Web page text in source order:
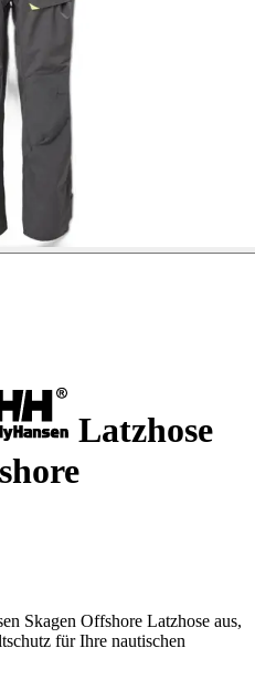
Latzhose
Skagen Offshore Latzhose aus,
für Ihre nautischen